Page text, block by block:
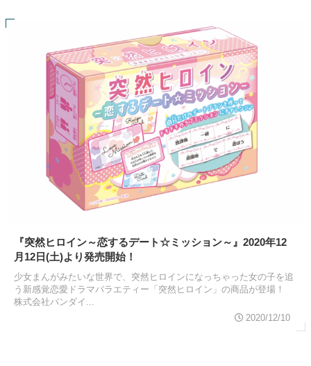
『突然ヒロイン～恋するデート☆ミッション～』2020年12
月12日(土)より発売開始！
少女まんがみたいな世界で、突然ヒロインになっちゃった女の子を追
う新感覚恋愛ドラマバラエティー「突然ヒロイン」の商品が登場！
株式会社バンダイ...
2020/12/10